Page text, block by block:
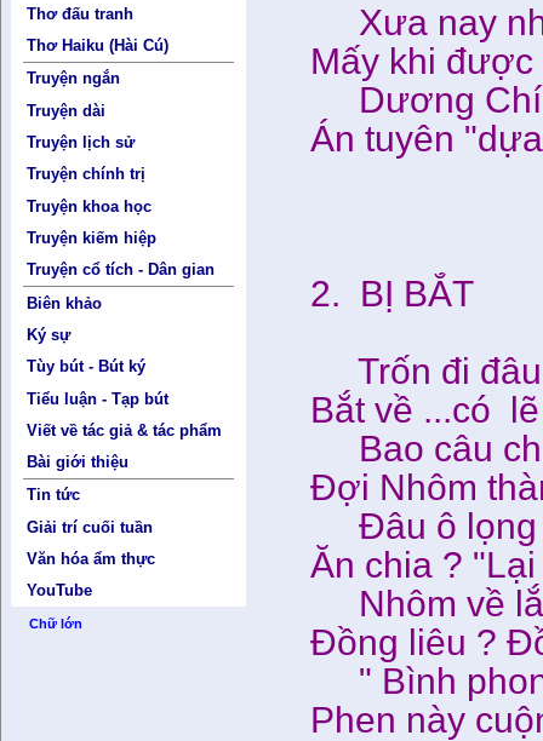
Thơ đấu tranh
Thơ Haiku (Hài Cú)
Truyện ngắn
Truyện dài
Truyện lịch sử
Truyện chính trị
Truyện khoa học
Truyện kiếm hiệp
Truyện cổ tích - Dân gian
Biên khảo
Ký sự
Tùy bút - Bút ký
Tiểu luận - Tạp bút
Viết về tác giả & tác phẩm
Bài giới thiệu
Tin tức
Giải trí cuối tuần
Văn hóa ẩm thực
YouTube
Chữ lớn
Xưa nay
Mấy khi
Dương Chí
Án tuyên
2. BỊ BẮT
Trốn đi đâu
Bắt về ...có
Bao câu
Đợi Nhôm
Đâu ô lọng
Ăn chia ?
Nhôm về
Đồng liêu ?
" Bình
Phen này